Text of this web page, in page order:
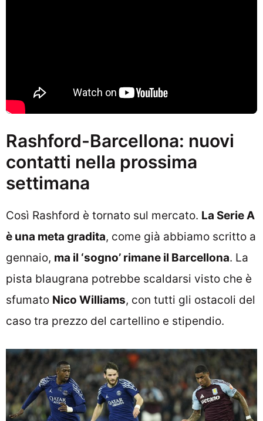
Rashford-Barcellona: nuovi
contatti nella prossima
settimana
Così Rashford è tornato sul mercato. La Serie A
è una meta gradita, come già abbiamo scritto a
gennaio, ma il ‘sogno’ rimane il Barcellona. La
pista blaugrana potrebbe scaldarsi visto che è
sfumato Nico Williams, con tutti gli ostacoli del
caso tra prezzo del cartellino e stipendio.